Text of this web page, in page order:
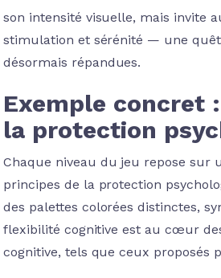
son intensité visuelle, mais invite
stimulation et sérénité — une
désormais répandues.
Exemple concret
la protection
Chaque niveau du jeu repose sur
principes de la protection
des palettes colorées distinctes,
flexibilité cognitive est au cœur
cognitive, tels que ceux proposés